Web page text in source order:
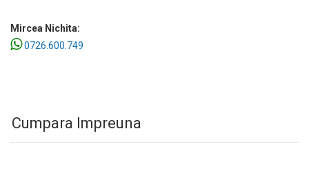
Mircea Nichita:
0726.600.749
Cumpara Impreuna